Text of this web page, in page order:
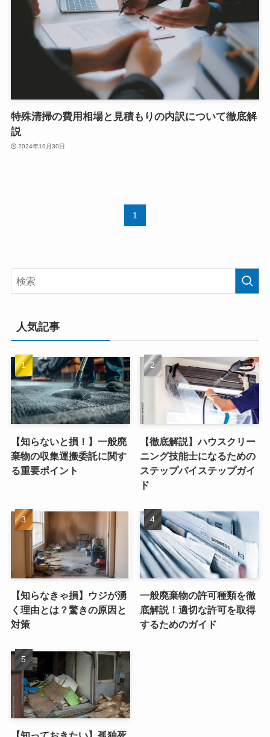
特殊清掃の費用相場と見積もりの内訳について徹底解
説
2024年10月30日
1
人気記事
【知らないと損！】一般廃
棄物の収集運搬委託に関す
る重要ポイント
【徹底解説】ハウスクリー
ニング技能士になるための
ステップバイステップガイ
ド
【知らなきゃ損】ウジが湧
く理由とは？驚きの原因と
対策
一般廃棄物の許可種類を徹
底解説！適切な許可を取得
するためのガイド